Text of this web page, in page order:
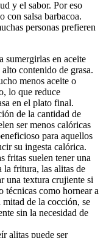
y el sabor. Por eso
con salsa barbacoa.
personas prefieren
sumergirlas en aceite
contenido de grasa.
menos aceite o
lo que reduce
en el plato final.
de la cantidad de
ser menos calóricas
para aquellos
su ingesta calórica.
fritas suelen tener una
la fritura, las alitas de
una textura crujiente si
técnicas como hornear a
mitad de la cocción, se
sin la necesidad de
alitas puede ser